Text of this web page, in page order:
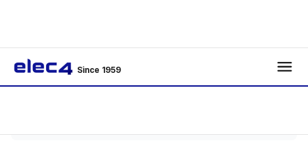
Since 1959